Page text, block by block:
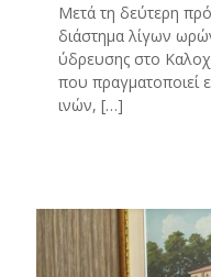
Μετά τη δεύτερη
διάστημα λίγων
ύδρευσης στο
που πραγματοποιεί
ινών, […]